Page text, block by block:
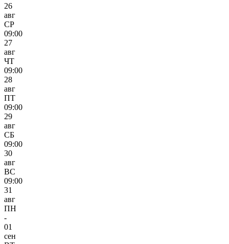
26
авг
СР
09:00
27
авг
ЧТ
09:00
28
авг
ПТ
09:00
29
авг
СБ
09:00
30
авг
ВС
09:00
31
авг
ПН
-
01
сен